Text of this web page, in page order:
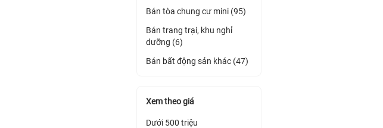
Bán tòa chung cư mini (95)
Bán trang trại, khu nghỉ
dưỡng (6)
Bán bất động sản khác (47)
Xem theo giá
Dưới 500 triệu